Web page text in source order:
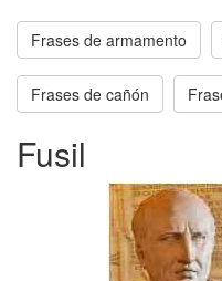
Frases de armamento
Frases de cañón
Fusil